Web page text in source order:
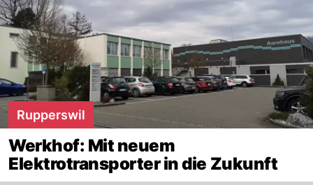
Rupperswil
Werkhof: Mit neuem
Elektrotransporter in die Zukunft